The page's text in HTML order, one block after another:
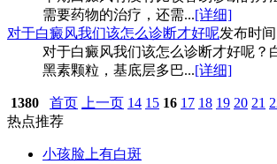
需要药物的治疗，还需...[详细]
对于白癜风我们该怎么诊断才好呢发布时
对于白癜风我们该怎么诊断才好呢？
黑素颗粒，基底层多巴...[详细]
1380 首页 上一页 14 15 16 17 18 19 20 21
热点推荐
小孩脸上有白斑